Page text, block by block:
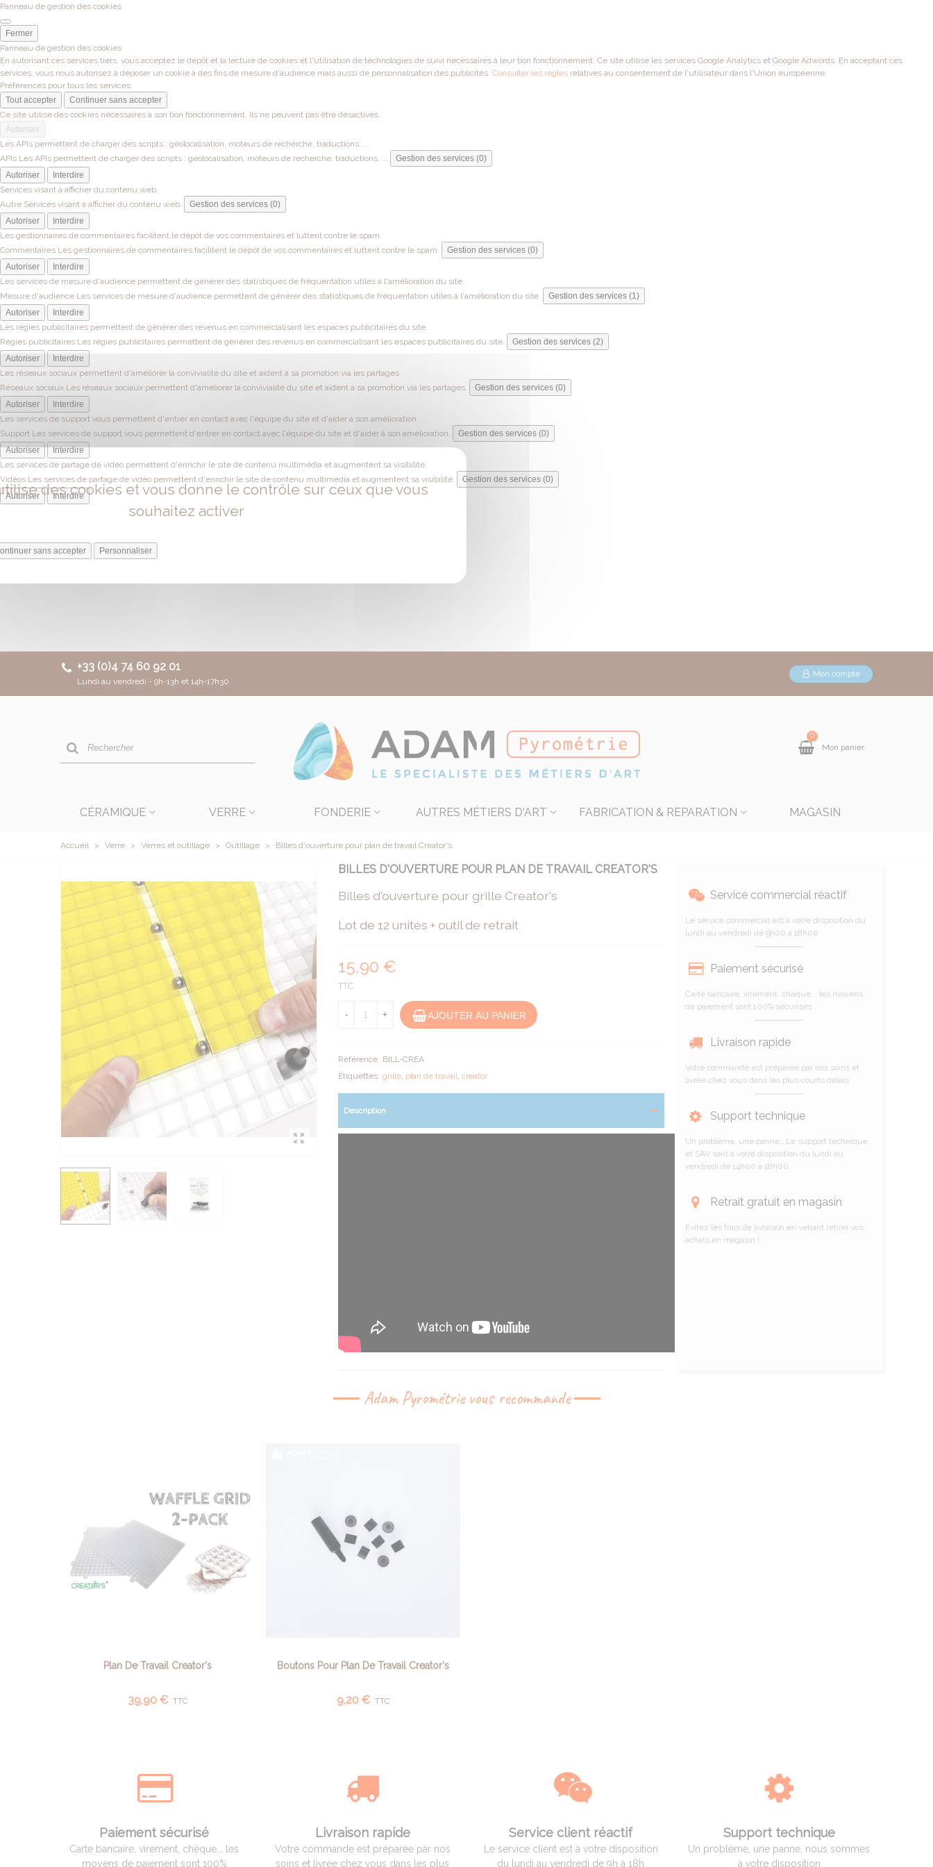
Panneau de gestion des cookies
Fermer
Panneau de gestion des cookies
En autorisant ces services tiers, vous acceptez le dépôt et la lecture de cookies et l'utilisation de technologies de suivi nécessaires à leur bon fonctionnement. Ce site utilise les services Google Analytics et Google Adwords. En acceptant ces
services, vous nous autorisez à déposer un cookie à des fins de mesure d'audience mais aussi de personnalisation des publicités. Consulter les règles relatives au consentement de l'utilisateur dans l'Union européenne.
Préférences pour tous les services
Tout accepter
Continuer sans accepter
Ce site utilise des cookies nécessaires à son bon fonctionnement. Ils ne peuvent pas être désactivés.
Autoriser
Les APIs permettent de charger des scripts : géolocalisation, moteurs de recherche, traductions, ...
APIs Les APIs permettent de charger des scripts : géolocalisation, moteurs de recherche, traductions, ...
Gestion des services (0)
Autoriser
Interdire
Services visant à afficher du contenu web.
Autre Services visant à afficher du contenu web.
Gestion des services (0)
Autoriser
Interdire
Les gestionnaires de commentaires facilitent le dépôt de vos commentaires et luttent contre le spam.
Commentaires Les gestionnaires de commentaires facilitent le dépôt de vos commentaires et luttent contre le spam.
Gestion des services (0)
Autoriser
Interdire
Les services de mesure d'audience permettent de générer des statistiques de fréquentation utiles à l'amélioration du site.
Mesure d'audience Les services de mesure d'audience permettent de générer des statistiques de fréquentation utiles à l'amélioration du site.
Gestion des services (1)
Autoriser
Interdire
Les régies publicitaires permettent de générer des revenus en commercialisant les espaces publicitaires du site.
Régies publicitaires Les régies publicitaires permettent de générer des revenus en commercialisant les espaces publicitaires du site.
Gestion des services (2)
Autoriser
Interdire
Les réseaux sociaux permettent d'améliorer la convivialité du site et aident à sa promotion via les partages.
Réseaux sociaux Les réseaux sociaux permettent d'améliorer la convivialité du site et aident à sa promotion via les partages.
Gestion des services (0)
Autoriser
Interdire
Les services de support vous permettent d'entrer en contact avec l'équipe du site et d'aider à son amélioration.
Support Les services de support vous permettent d'entrer en contact avec l'équipe du site et d'aider à son amélioration.
Gestion des services (0)
Autoriser
Interdire
Les services de partage de vidéo permettent d'enrichir le site de contenu multimédia et augmentent sa visibilité.
Vidéos Les services de partage de vidéo permettent d'enrichir le site de contenu multimédia et augmentent sa visibilité.
Gestion des services (0)
Autoriser
Interdire
des cookies et vous donne le contrôle sur ceux que vous
souhaitez activer
sans accepter Personnaliser
+33 (0)4 74 60 92 01
Lundi au vendredi - 9h-13h et 14h-17h30
Mon compte
0
Mon panier
CÉRAMIQUE VERRE FONDERIE AUTRES MÉTIERS D'ART FABRICATION & REPARATION MAGASIN
Accueil > Verre > Verres et outillage > Outillage > Billes d'ouverture pour plan de travail Creator's
BILLES D'OUVERTURE POUR PLAN DE TRAVAIL CREATOR'S
Billes d'ouverture pour grille Creator's
Lot de 12 unités + outil de retrait
15,90 €
TTC
- + AJOUTER AU PANIER
Référence: BILL-CREA
Étiquettes: grille, plan de travail, creator
Description
Service commercial réactif
Le service commercial est à votre disposition du
lundi au vendredi de 9h00 à 18h00
Paiement sécurisé
Carte bancaire, virement, chèque... les moyens
de paiement sont 100% sécurisés
Livraison rapide
Votre commande est préparée par nos soins et
livrée chez vous dans les plus courts délais
Support technique
Un problème, une panne...Le support technique
et SAV sont à votre disposition du lundi au
vendredi de 14h00 à 18h00.
Retrait gratuit en magasin
Évitez les frais de livraison en venant retirer vos
achats en magasin !
Adam Pyrométrie vous recommande
AJOUTER AU PANIER
Plan De Travail Creator's
39,90 € TTC
AJOUTER AU PANIER
Boutons Pour Plan De Travail Creator's
9,20 € TTC
Paiement sécurisé
Carte bancaire, virement, chèque... les
moyens de paiement sont 100%
Livraison rapide
Votre commande est préparée par nos
soins et livrée chez vous dans les plus
Service client réactif
Le service client est à votre disposition
du lundi au vendredi de 9h à 18h
Support technique
Un problème, une panne, nous sommes
à votre disposition